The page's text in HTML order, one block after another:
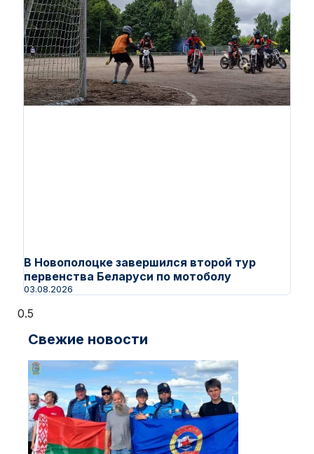
В Новополоцке завершился второй тур
первенства Беларуси по мотоболу
03.08.2026
Свежие новости